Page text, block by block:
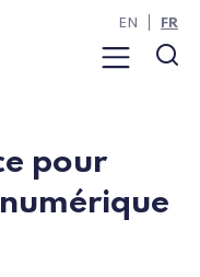
Menu
EN FR
pour